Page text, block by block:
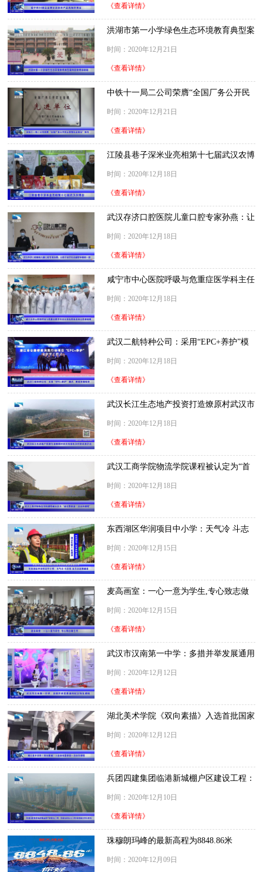
《查看详情》
洪湖市第一小学绿色生态环境教育典型案
时间：2020年12月21日
《查看详情》
中铁十一局二公司荣膺“全国厂务公开民
时间：2020年12月21日
《查看详情》
江陵县巷子深米业亮相第十七届武汉农博
时间：2020年12月18日
《查看详情》
武汉存济口腔医院儿童口腔专家孙燕：让
时间：2020年12月18日
《查看详情》
咸宁市中心医院呼吸与危重症医学科主任
时间：2020年12月18日
《查看详情》
武汉二航特种公司：采用“EPC+养护”模
时间：2020年12月18日
《查看详情》
武汉长江生态地产投资打造燎原村武汉市
时间：2020年12月18日
《查看详情》
武汉工商学院物流学院课程被认定为“首
时间：2020年12月18日
《查看详情》
东西湖区华润项目中小学：天气冷 斗志
时间：2020年12月15日
《查看详情》
麦高画室：一心一意为学生,专心致志做
时间：2020年12月15日
《查看详情》
武汉市汉南第一中学：多措并举发展通用
时间：2020年12月12日
《查看详情》
湖北美术学院《双向素描》入选首批国家
时间：2020年12月12日
《查看详情》
兵团四建集团临港新城棚户区建设工程：
时间：2020年12月10日
《查看详情》
珠穆朗玛峰的最新高程为8848.86米
时间：2020年12月09日